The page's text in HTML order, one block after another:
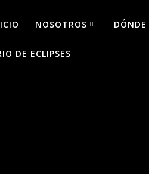
NOSOTROS
DE ECLIPSES